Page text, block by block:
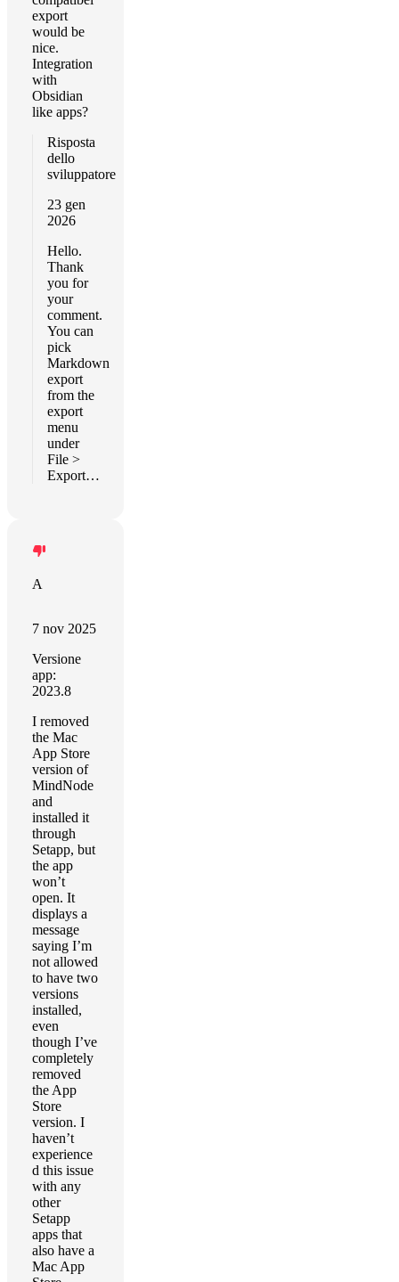
export
would be
nice.
Integration
with
Obsidian
like apps?
Risposta
dello
sviluppatore
23 gen
2026
Hello.
Thank
you for
your
comment.
You can
pick
Markdown
export
from the
export
menu
under
File >
Export…
A
7 nov 2025
Versione
app:
2023.8
I removed
the Mac
App Store
version of
MindNode
and
installed it
through
Setapp, but
the app
won’t
open. It
displays a
message
saying I’m
not allowed
to have two
versions
installed,
even
though I’ve
completely
removed
the App
Store
version. I
haven’t
experience
d this issue
with any
other
Setapp
apps that
also have a
Mac App